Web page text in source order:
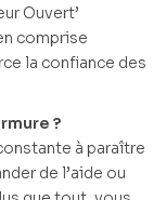
Ouvert’
comprise
la confiance des
?
à paraître
de l’aide ou